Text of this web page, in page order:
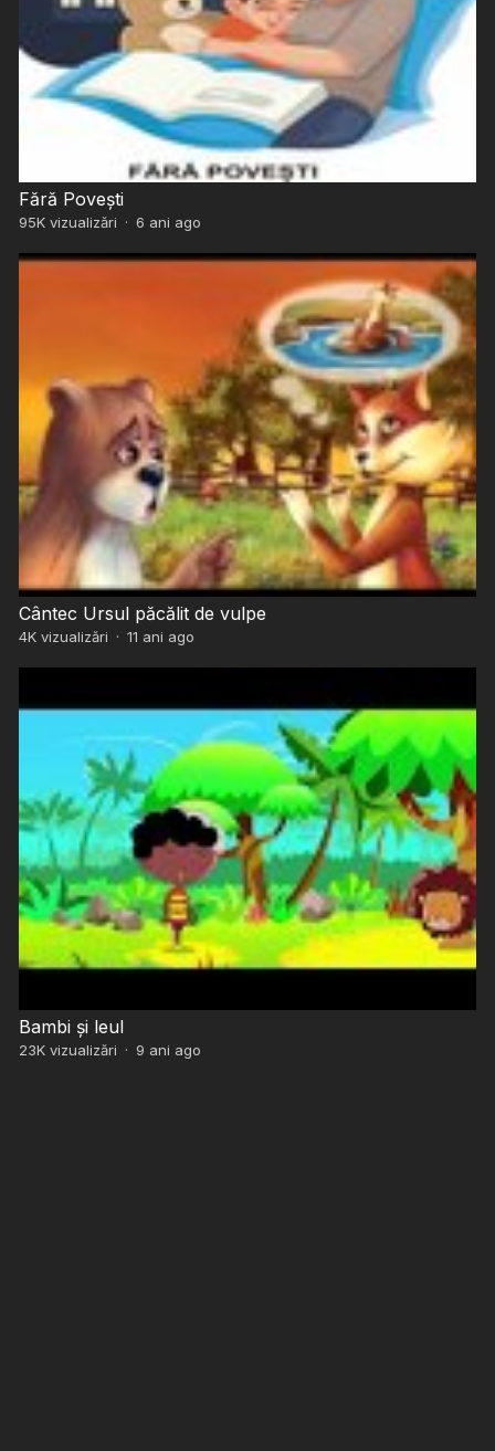
Fără Povești
95Kvizualizări · 6 ani ago
Cântec Ursul păcălit de vulpe
4Kvizualizări · 11 ani ago
Bambi și leul
23Kvizualizări · 9 ani ago